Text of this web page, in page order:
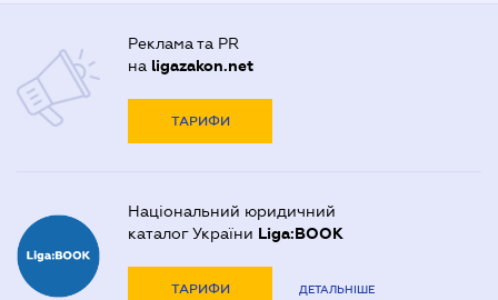
Реклама та PR
на ligazakon.net
ТАРИФИ
Національний юридичний
каталог України Liga:BOOK
ТАРИФИ ДЕТАЛЬНІШЕ